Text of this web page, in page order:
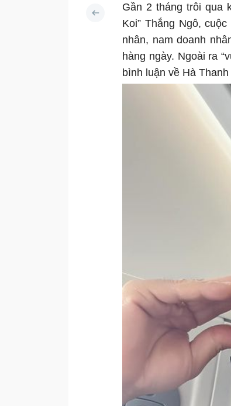
Gần 2 tháng trôi qua
Koi” Thắng Ngô,
nhân, nam doanh
hàng ngày. Ngoài ra
bình luận về Hà Thanh